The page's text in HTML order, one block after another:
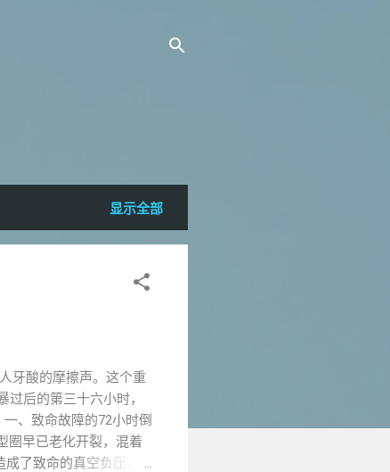
显示全部
牙酸的摩擦声。这个重
后的第三十六小时，
、致命故障的72小时倒
圈早已老化开裂，混着
了致命的真空负压。